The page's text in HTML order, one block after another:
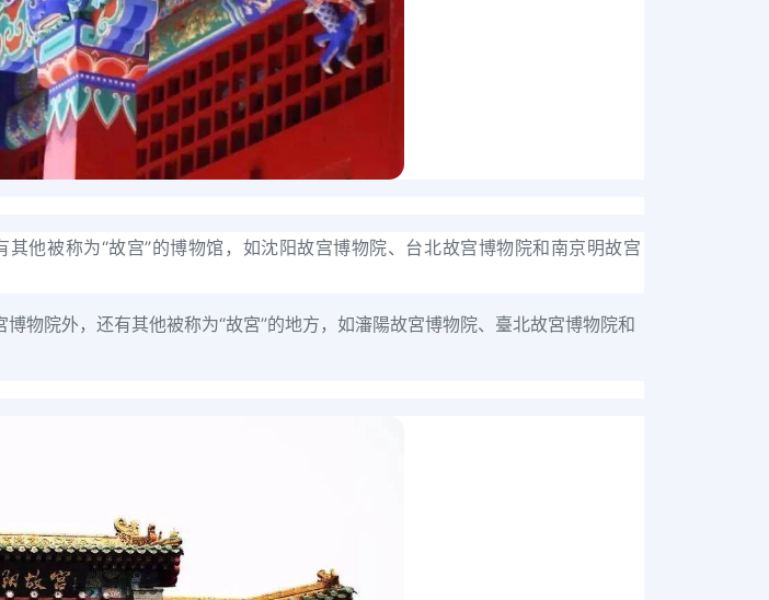
他被称为“故宫”的博物馆，如沈阳故宫博物院、台北故宫博物院和南京明故宫
物院外，还有其他被称为“故宮”的地方，如瀋陽故宮博物院、臺北故宮博物院和